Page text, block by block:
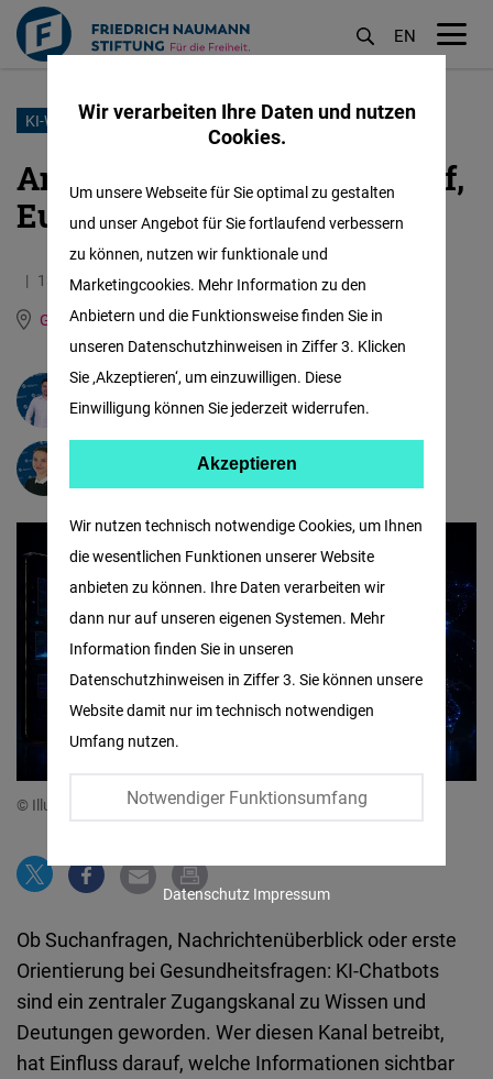
Direkt
Inhalt
EN
KI-WETTRENNEN
Amerika vorn, China holt auf,
Europa bleibt zurück
13.07.2026
4.5 Minuten
Global Innovation Hub (Taipeh)
Englisch
Frederic Spohr
© Illustration: AI-generated.
Ob Suchanfragen, Nachrichtenüberblick oder erste
Orientierung bei Gesundheitsfragen: KI-Chatbots
sind ein zentraler Zugangskanal zu Wissen und
Deutungen geworden. Wer diesen Kanal betreibt,
hat Einfluss darauf, welche Informationen sichtbar
Wir verarbeiten Ihre Daten und nutzen
Cookies.
Wir nutzen technisch notwendige Cookies, um Ihnen
die wesentlichen Funktionen unserer Website
anbieten zu können. Ihre Daten verarbeiten wir
dann nur auf unseren eigenen Systemen. Mehr
Information finden Sie in unseren
Datenschutzhinweisen in Ziffer 3. Sie können unsere
Website damit nur im technisch notwendigen
Umfang nutzen.
Notwendiger Funktionsumfang
Um unsere Webseite für Sie optimal zu gestalten
und unser Angebot für Sie fortlaufend verbessern
zu können, nutzen wir funktionale und
Marketingcookies. Mehr Information zu den
Anbietern und die Funktionsweise finden Sie in
unseren Datenschutzhinweisen in Ziffer 3. Klicken
Sie ‚Akzeptieren‘, um einzuwilligen. Diese
Einwilligung können Sie jederzeit widerrufen.
Facebook
Embed
Twitter
Embed
Instagram
Embed
Google
Maps
Embed
Cloudinary
Akzeptieren
Datenschutz Impressum